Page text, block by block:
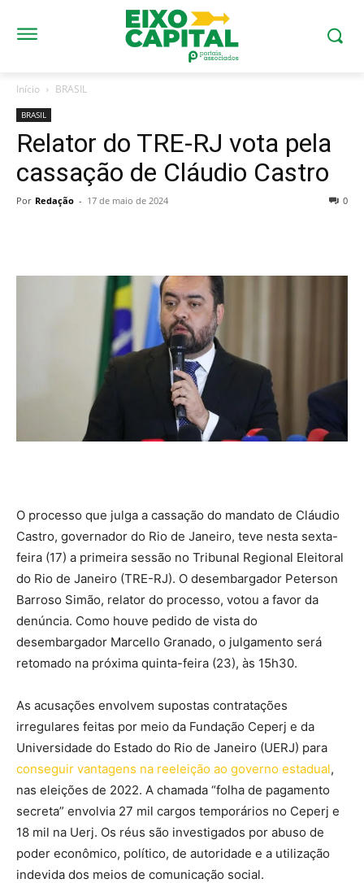
Início BRASIL
BRASIL
Relator do TRE-RJ vota pela
cassação de Cláudio Castro
Por Redação - 17 de maio de 2024 0
O processo que julga a cassação do mandato de Cláudio
Castro, governador do Rio de Janeiro, teve nesta sexta-
feira (17) a primeira sessão no Tribunal Regional Eleitoral
do Rio de Janeiro (TRE-RJ). O desembargador Peterson
Barroso Simão, relator do processo, votou a favor da
denúncia. Como houve pedido de vista do
desembargador Marcello Granado, o julgamento será
retomado na próxima quinta-feira (23), às 15h30.
As acusações envolvem supostas contratações
irregulares feitas por meio da Fundação Ceperj e da
Universidade do Estado do Rio de Janeiro (UERJ) para
conseguir vantagens na reeleição ao governo estadual,
nas eleições de 2022. A chamada “folha de pagamento
secreta” envolvia 27 mil cargos temporários no Ceperj e
18 mil na Uerj. Os réus são investigados por abuso de
poder econômico, político, de autoridade e a utilização
indevida dos meios de comunicação social.